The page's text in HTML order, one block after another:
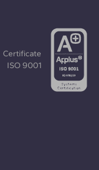
Certificate
ISO 9001